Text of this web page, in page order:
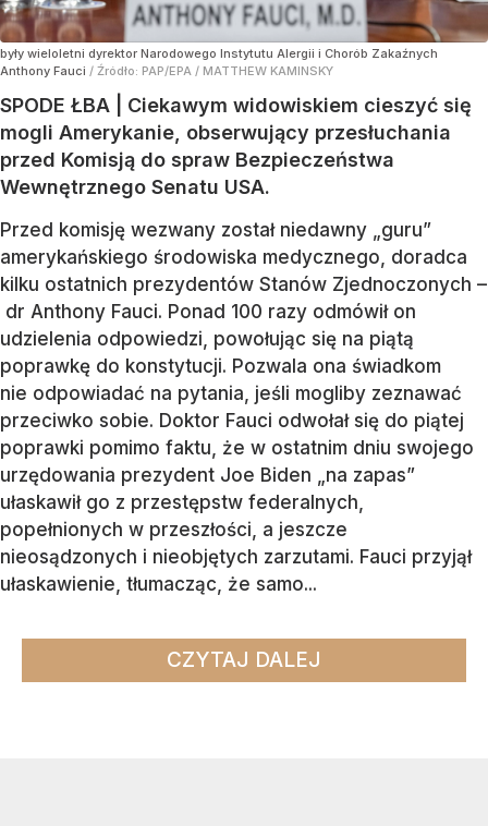
były wieloletni dyrektor Narodowego Instytutu Alergii i Chorób Zakaźnych
Anthony Fauci / Źródło: PAP/EPA / MATTHEW KAMINSKY
SPODE ŁBA | Ciekawym widowiskiem cieszyć się
mogli Amerykanie, obserwujący przesłuchania
przed Komisją do spraw Bezpieczeństwa
Wewnętrznego Senatu USA.
Przed komisję wezwany został niedawny „guru”
amerykańskiego środowiska medycznego, doradca
kilku ostatnich prezydentów Stanów Zjednoczonych –
dr Anthony Fauci. Ponad 100 razy odmówił on
udzielenia odpowiedzi, powołując się na piątą
poprawkę do konstytucji. Pozwala ona świadkom
nie odpowiadać na pytania, jeśli mogliby zeznawać
przeciwko sobie. Doktor Fauci odwołał się do piątej
poprawki pomimo faktu, że w ostatnim dniu swojego
urzędowania prezydent Joe Biden „na zapas”
ułaskawił go z przestępstw federalnych,
popełnionych w przeszłości, a jeszcze
nieosądzonych i nieobjętych zarzutami. Fauci przyjął
ułaskawienie, tłumacząc, że samo...
CZYTAJ DALEJ